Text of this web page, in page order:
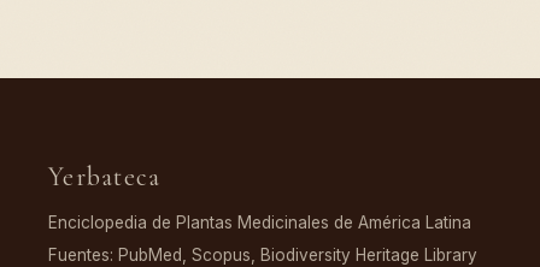
Yerbateca
Enciclopedia de Plantas Medicinales de América Latina
Fuentes: PubMed, Scopus, Biodiversity Heritage Library